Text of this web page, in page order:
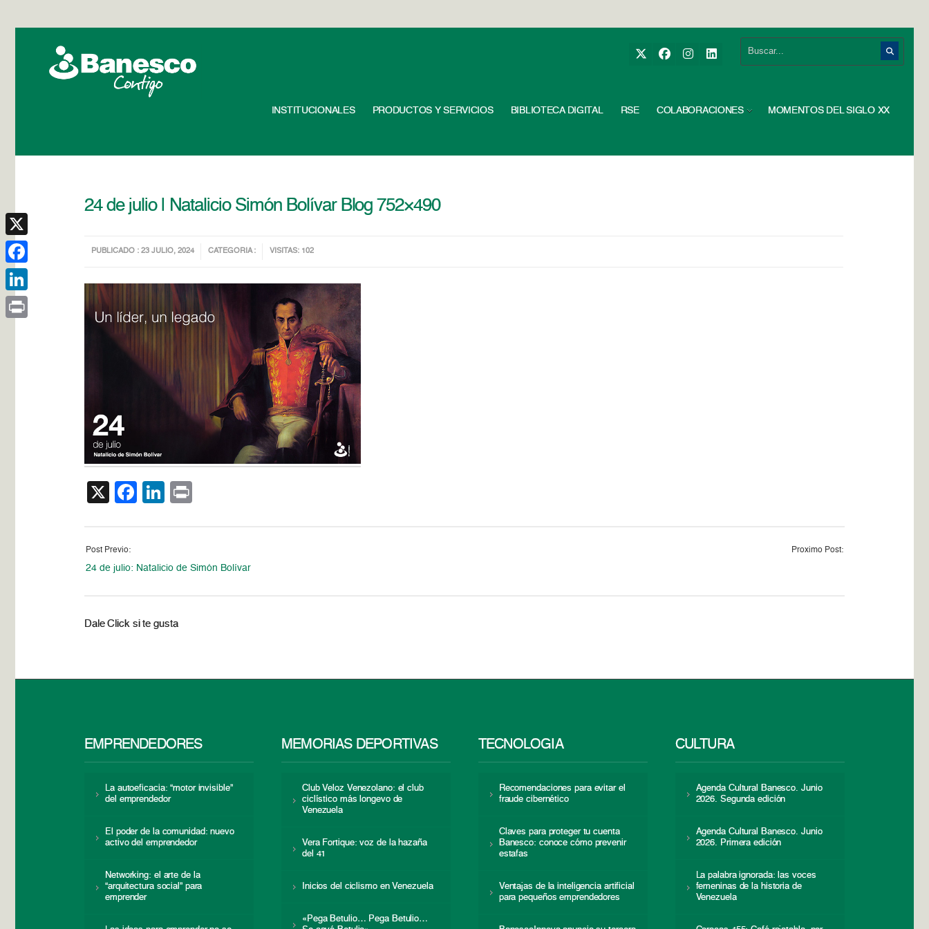
INSTITUCIONALES PRODUCTOS Y SERVICIOS BIBLIOTECA DIGITAL RSE COLABORACIONES MOMENTOS DEL SIGLO XX
24 de julio | Natalicio Simón Bolívar Blog 752×490
PUBLICADO : 23 JULIO, 2024 CATEGORIA : VISITAS: 102
X Facebook
LinkedIn
Post Previo:
24 de julio: Natalicio de Simón Bolívar
Proximo Post:
Dale Click si te gusta
EMPRENDEDORES
La autoeficacia: “motor invisible”
del emprendedor
El poder de la comunidad: nuevo
activo del emprendedor
Networking: el arte de la
“arquitectura social” para
emprender
MEMORIAS DEPORTIVAS
Club Veloz Venezolano: el club
ciclístico más longevo de
Venezuela
Vera Fortique: voz de la hazaña
del 41
Inicios del ciclismo en Venezuela
«Pega Betulio… Pega Betulio…
TECNOLOGÍA
Recomendaciones para evitar el
fraude cibernético
Claves para proteger tu cuenta
Banesco: conoce cómo prevenir
estafas
Ventajas de la inteligencia artificial
para pequeños emprendedores
CULTURA
Agenda Cultural Banesco. Junio
2026. Segunda edición
Agenda Cultural Banesco. Junio
2026. Primera edición
La palabra ignorada: las voces
femeninas de la historia de
Venezuela
X
Facebook
LinkedIn